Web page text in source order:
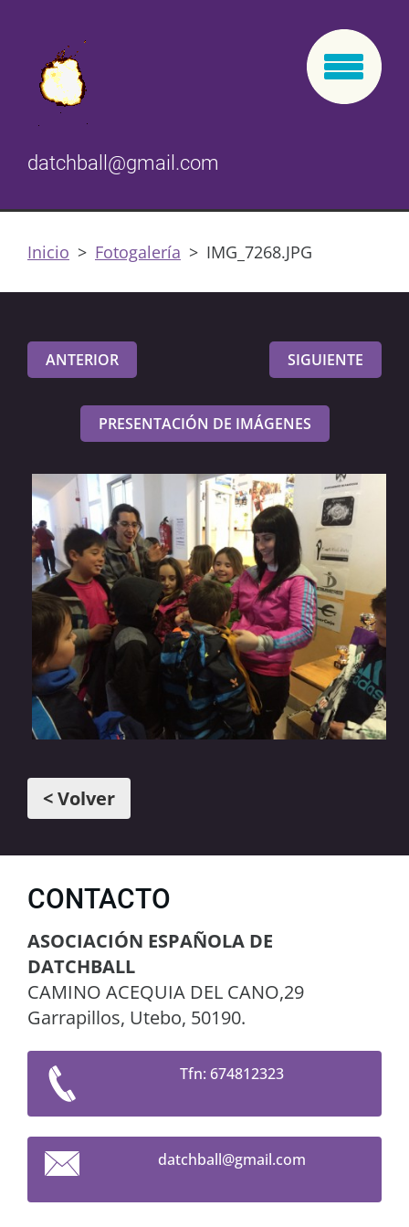
datchball@gmail.com
Inicio > Fotogalería > IMG_7268.JPG
ANTERIOR SIGUIENTE
PRESENTACIÓN DE IMÁGENES
< Volver
CONTACTO
ASOCIACIÓN ESPAÑOLA DE
DATCHBALL
CAMINO ACEQUIA DEL CANO,29
Garrapillos, Utebo, 50190.
Tfn: 674812323
datchball@gmail.com